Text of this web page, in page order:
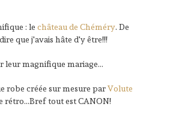
: le château de Chéméry. De
que j'avais hâte d'y être!!!
leur magnifique mariage…
robe créée sur mesure parVolute
rétro...Bref tout est CANON!